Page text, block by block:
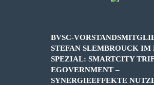
BVSC-
STEFAN SLEMBROUCK IM
SPEZIAL: SMARTCITY
EGOVERNMENT –
SYNERGIEEFFEKTE